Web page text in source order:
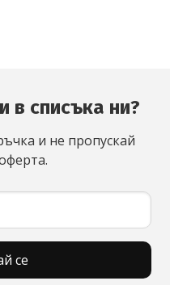
в списъка ни?
и не пропускай
се